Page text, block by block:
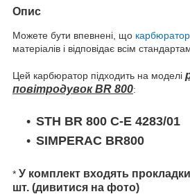
Опис
Можете бути впевнені, що карбюратор
матеріалів і відповідає всім
Цей карбюратор підходить на моделі
повітродувок BR 800:
STH BR 800 C-E 4283/01
SIMPERAC BR800
* У комплект входять
шт. (дивитися на фото)